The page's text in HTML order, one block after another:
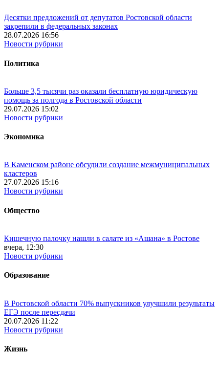
Десятки предложений от депутатов Ростовской области
закрепили в федеральных законах
28.07.2026 16:56
Новости рубрики
Политика
Больше 3,5 тысячи раз оказали бесплатную юридическую
помощь за полгода в Ростовской области
29.07.2026 15:02
Новости рубрики
Экономика
В Каменском районе обсудили создание межмуниципальных
кластеров
27.07.2026 15:16
Новости рубрики
Общество
Кишечную палочку нашли в салате из «Ашана» в Ростове
вчера, 12:30
Новости рубрики
Образование
В Ростовской области 70% выпускников улучшили результаты
ЕГЭ после пересдачи
20.07.2026 11:22
Новости рубрики
Жизнь